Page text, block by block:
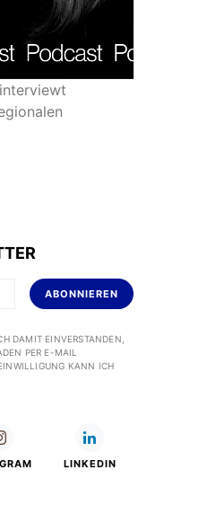
ABONNIEREN
DAMIT EINVERSTANDEN,
PER E-MAIL
KANN ICH
LINKEDIN